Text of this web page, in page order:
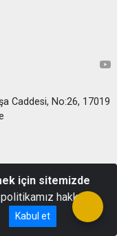
Caddesi, No:26, 17019
için sitemizde
hakkında
Kabul et